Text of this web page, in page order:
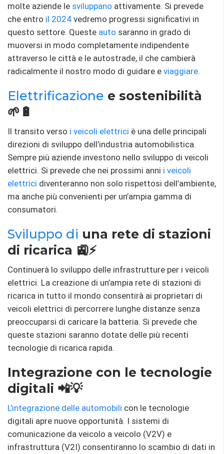
molte aziende le sviluppano attivamente. Si prevede
che entro il 2024 vedremo progressi significativi in ​​
questo settore. Queste auto saranno in grado di
muoversi in modo completamente indipendente
attraverso le città e le autostrade, il che cambierà
radicalmente il nostro modo di guidare e viaggiare.
Elettrificazione e sostenibilità
🌱🔋
Il transito verso i veicoli elettrici è una delle principali
direzioni di sviluppo dell’industria automobilistica.
Sempre più aziende investono nello sviluppo di veicoli
elettrici. Si prevede che nei prossimi anni i veicoli
elettrici diventeranno non solo rispettosi dell’ambiente,
ma anche più convenienti per un’ampia gamma di
consumatori.
Sviluppo di una rete di stazioni
di ricarica 🚉⚡
Continuerà lo sviluppo delle infrastrutture per i veicoli
elettrici. La creazione di un’ampia rete di stazioni di
ricarica in tutto il mondo consentirà ai proprietari di
veicoli elettrici di percorrere lunghe distanze senza
preoccuparsi di caricare la batteria. Si prevede che
queste stazioni saranno dotate delle più recenti
tecnologie di ricarica rapida.
Integrazione con le tecnologie
digitali 📲💡
L’integrazione delle automobili con le tecnologie
digitali apre nuove opportunità. I sistemi di
comunicazione da veicolo a veicolo (V2V) e
infrastruttura (V2I) consentiranno lo scambio di dati in